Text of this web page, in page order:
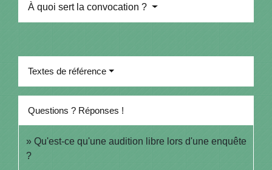
À quoi sert la convocation ?
Textes de référence
Questions ? Réponses !
Qu'est-ce qu'une audition libre lors d'une enquête
?